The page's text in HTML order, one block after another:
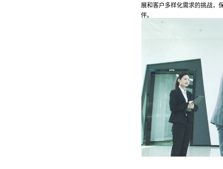
展和客户多样化需求的挑战，
伴。